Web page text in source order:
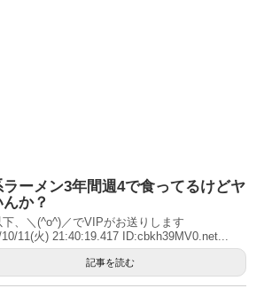
ラーメン3年間週4で食ってるけどヤ
か？
下、＼(^o^)／でVIPがお送りします
11(火) 21:40:19.417 ID:cbkh39MV0.net...
記事を読む